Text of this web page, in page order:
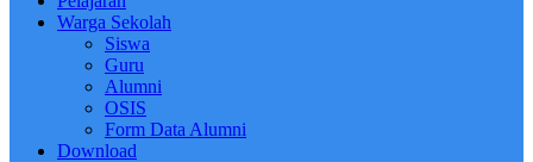
Warga Sekolah
Siswa
Guru
Alumni
OSIS
Form Data Alumni
Download